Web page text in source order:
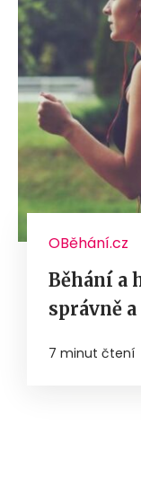
OBěhání.cz
Běhání a
správně
7 minut čtení